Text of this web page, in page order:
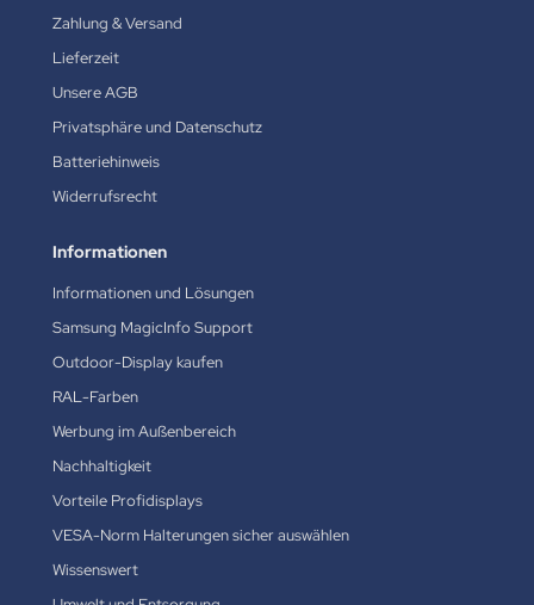
Zahlung & Versand
Lieferzeit
Unsere AGB
Privatsphäre und Datenschutz
Batteriehinweis
Widerrufsrecht
Informationen
Informationen und Lösungen
Samsung MagicInfo Support
Outdoor-Display kaufen
RAL-Farben
Werbung im Außenbereich
Nachhaltigkeit
Vorteile Profidisplays
VESA-Norm Halterungen sicher auswählen
Wissenswert